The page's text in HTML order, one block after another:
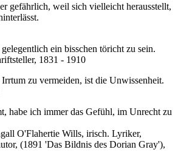
gefährlich, weil sich vielleicht herausstellt,
ein bisschen töricht zu sein.
1831 - 1910
zu vermeiden, ist die Unwissenheit.
habe ich immer das Gefühl, im Unrecht zu
O'Flahertie Wills, irisch. Lyriker,
(1891 'Das Bildnis des Dorian Gray'),